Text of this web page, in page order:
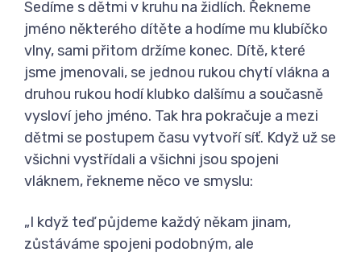
Sedíme s dětmi v kruhu na židlích. Řekneme
jméno některého dítěte a hodíme mu klubíčko
vlny, sami přitom držíme konec. Dítě, které
jsme jmenovali, se jednou rukou chytí vlákna a
druhou rukou hodí klubko dalšímu a současně
vysloví jeho jméno. Tak hra pokračuje a mezi
dětmi se postupem času vytvoří síť. Když už se
všichni vystřídali a všichni jsou spojeni
vláknem, řekneme něco ve smyslu:
„I když teď půjdeme každý někam jinam,
zůstáváme spojeni podobným, ale